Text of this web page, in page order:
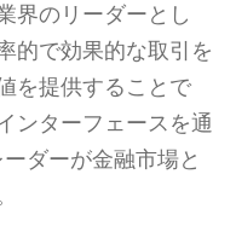
界のリーダーとし
的で効果的な取引を
を提供することで
ンターフェースを通
ダーが金融市場と